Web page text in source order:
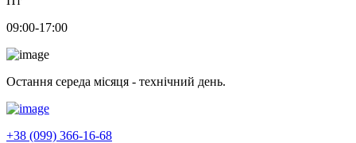
09:00-17:00
Остання середа місяця - технічний день.
+38 (099) 366-16-68